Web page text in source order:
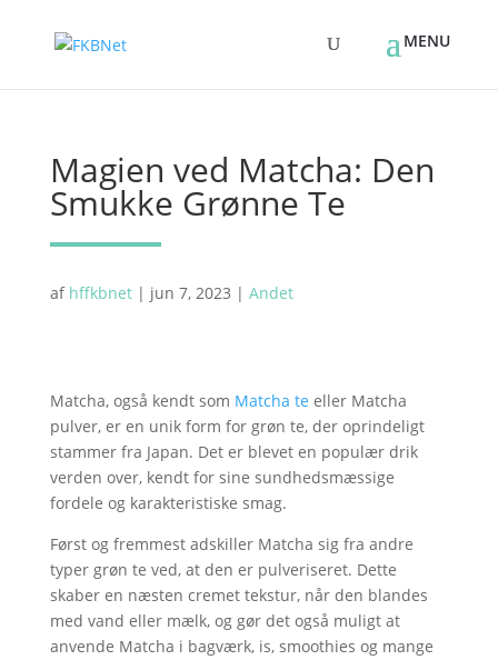
Magien ved Matcha: Den
Smukke Grønne Te
af hffkbnet| jun 7, 2023 | Andet
Matcha, også kendt som Matcha te eller Matcha
pulver, er en unik form for grøn te, der oprindeligt
stammer fra Japan. Det er blevet en populær drik
verden over, kendt for sine sundhedsmæssige
fordele og karakteristiske smag.
Først og fremmest adskiller Matcha sig fra andre
typer grøn te ved, at den er pulveriseret. Dette
skaber en næsten cremet tekstur, når den blandes
med vand eller mælk, og gør det også muligt at
anvende Matcha i bagværk, is, smoothies og mange